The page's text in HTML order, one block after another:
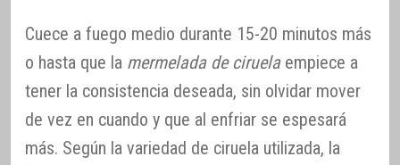
Cuece a fuego medio durante 15-20 minutos más
o hasta que la mermelada de ciruelaempiece a
tener la consistencia deseada, sin olvidar mover
de vez en cuando y que al enfriar se espesará
más. Según la variedad de ciruela utilizada, la